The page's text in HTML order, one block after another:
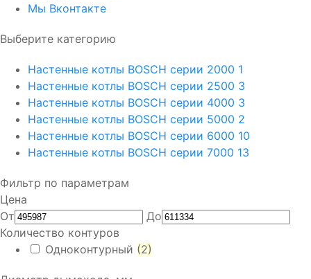
Мы Вконтакте
Выберите категорию
Настенные котлы BOSCH серии 2000 1
Настенные котлы BOSCH серии 2500 3
Настенные котлы BOSCH серии 4000 3
Настенные котлы BOSCH серии 5000 2
Настенные котлы BOSCH серии 6000 10
Настенные котлы BOSCH серии 7000 13
Фильтр по параметрам
Цена
От
До
Количество контуров
Одноконтурный (2)